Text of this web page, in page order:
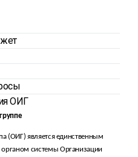
ОИГ
(ОИГ) является единственным
системы Организации